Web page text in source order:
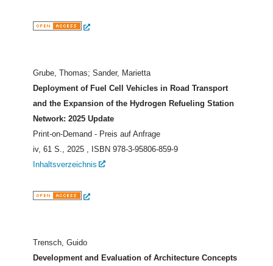
Grube, Thomas; Sander, Marietta
Deployment of Fuel Cell Vehicles in Road Transport
and the Expansion of the Hydrogen Refueling Station
Network: 2025 Update
Print-on-Demand - Preis auf Anfrage
iv, 61 S., 2025
, ISBN 978-3-95806-859-9
Inhaltsverzeichnis
Trensch, Guido
Development and Evaluation of Architecture Concepts